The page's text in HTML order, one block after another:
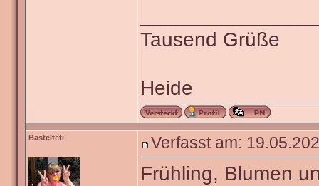
Tausend Grüße
Heide
Bastelfeti Verfasst am:
Frühling, Blumen